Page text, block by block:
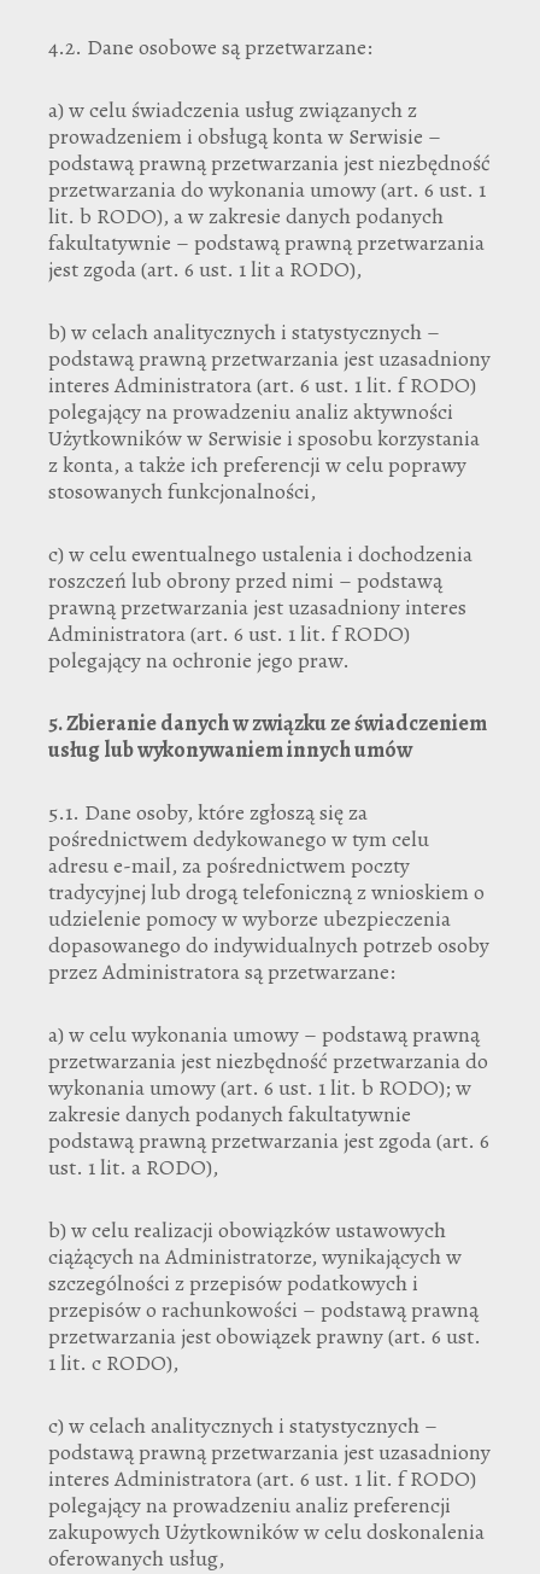
4.2. Dane osobowe są przetwarzane:
a) w celu świadczenia usług związanych z
prowadzeniem i obsługą konta w Serwisie –
podstawą prawną przetwarzania jest niezbędność
przetwarzania do wykonania umowy (art. 6 ust. 1
lit. b RODO), a w zakresie danych podanych
fakultatywnie – podstawą prawną przetwarzania
jest zgoda (art. 6 ust. 1 lit a RODO),
b) w celach analitycznych i statystycznych –
podstawą prawną przetwarzania jest uzasadniony
interes Administratora (art. 6 ust. 1 lit. f RODO)
polegający na prowadzeniu analiz aktywności
Użytkowników w Serwisie i sposobu korzystania
z konta, a także ich preferencji w celu poprawy
stosowanych funkcjonalności,
c) w celu ewentualnego ustalenia i dochodzenia
roszczeń lub obrony przed nimi – podstawą
prawną przetwarzania jest uzasadniony interes
Administratora (art. 6 ust. 1 lit. f RODO)
polegający na ochronie jego praw.
5.Zbieranie danych w związku ze świadczeniem
usług lub wykonywaniem innych umów
5.1. Dane osoby, które zgłoszą się za
pośrednictwem dedykowanego w tym celu
adresu e-mail, za pośrednictwem poczty
tradycyjnej lub drogą telefoniczną z wnioskiem o
udzielenie pomocy w wyborze ubezpieczenia
dopasowanego do indywidualnych potrzeb osoby
przez Administratora są przetwarzane:
a) w celu wykonania umowy – podstawą prawną
przetwarzania jest niezbędność przetwarzania do
wykonania umowy (art. 6 ust. 1 lit. b RODO); w
zakresie danych podanych fakultatywnie
podstawą prawną przetwarzania jest zgoda (art. 6
ust. 1 lit. a RODO),
b) w celu realizacji obowiązków ustawowych
ciążących na Administratorze, wynikających w
szczególności z przepisów podatkowych i
przepisów o rachunkowości – podstawą prawną
przetwarzania jest obowiązek prawny (art. 6 ust.
1 lit. c RODO),
c) w celach analitycznych i statystycznych –
podstawą prawną przetwarzania jest uzasadniony
interes Administratora (art. 6 ust. 1 lit. f RODO)
polegający na prowadzeniu analiz preferencji
zakupowych Użytkowników w celu doskonalenia
oferowanych usług,